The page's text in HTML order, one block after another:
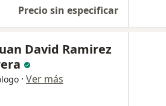
Precio sin especificar
David Ramirez
· Ver más